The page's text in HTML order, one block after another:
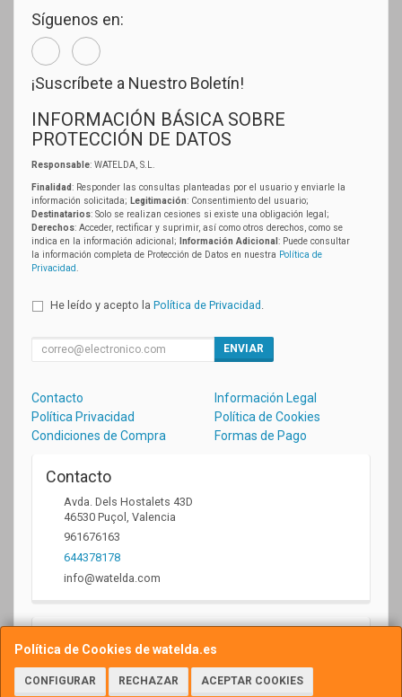
Política de Cookies de watelda.es
CONFIGURAR RECHAZAR ACEPTAR COOKIES
Síguenos en:
¡Suscríbete a Nuestro Boletín!
INFORMACIÓN BÁSICA SOBRE
PROTECCIÓN DE DATOS
Responsable: WATELDA, S.L.
Finalidad: Responder las consultas planteadas por el usuario y enviarle la
información solicitada; Legitimación: Consentimiento del usuario;
Destinatarios: Solo se realizan cesiones si existe una obligación legal;
Derechos: Acceder, rectificar y suprimir, así como otros derechos, como se
indica en la información adicional;
Información Adicional : Puede consultar
la información completa de Protección de Datos en nuestra Política de
Privacidad
He leído y acepto la Política de Privacidad
ENVIAR
Contacto
Información Legal
Política Privacidad
Política de Cookies
Condiciones de Compra
Formas de Pago
Contacto
Avda. Dels Hostalets 43D
46530 Puçol Valencia
961676163
644378178
info@watelda.com